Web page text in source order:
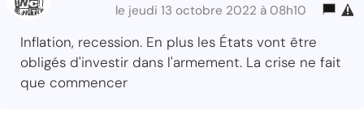
le jeudi 13 octobre 2022 à 08h10
Inflation, recession. En plus les États vont être
obligés d'investir dans l'armement. La crise ne fait
que commencer